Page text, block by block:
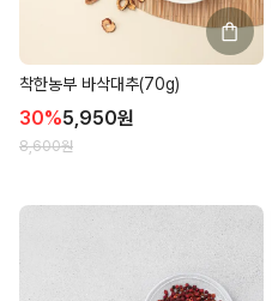
착한농부 바삭대추(70g)
30%5,950원
8,600원